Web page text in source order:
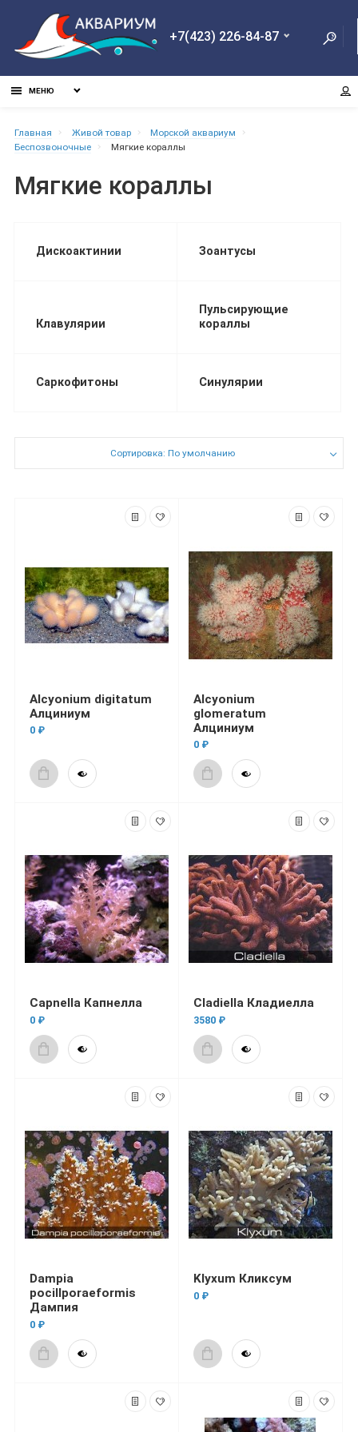
+7(423) 226-84-87
МЕНЮ
Главная Живой товар
Морской аквариум
Беспозвоночные
Мягкие кораллы
Мягкие кораллы
Дискоактинии Зоантусы
Клавулярии
Пульсирующие
кораллы
Саркофитоны Синулярии
Сортировка: По умолчанию
Alcyonium digitatum
Алциниум
0 ₽
Alcyonium
glomeratum
Алциниум
0 ₽
Capnella Капнелла
0 ₽
Cladiella Кладиелла
3580 ₽
Dampia
pocillporaeformis
Дампия
0 ₽
Klyxum Кликсум
0 ₽